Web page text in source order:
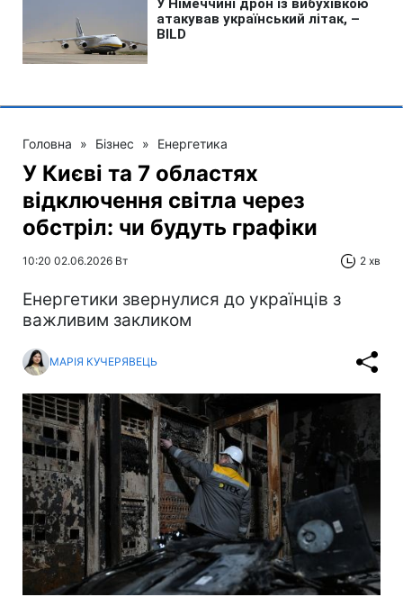
Головна » Бізнес » Енергетика
У Києві та 7 областях
відключення світла через
обстріл: чи будуть графіки
10:20 02.06.2026 Вт 2 хв
Енергетики звернулися до українців з
важливим закликом
МАРІЯ КУЧЕРЯВЕЦЬ